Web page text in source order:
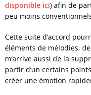
disponible ici) afin de
peu moins
Cette suite d’accord
éléments de mélodies,
m’arrive aussi de la
partir d’un certains
créer une émotion